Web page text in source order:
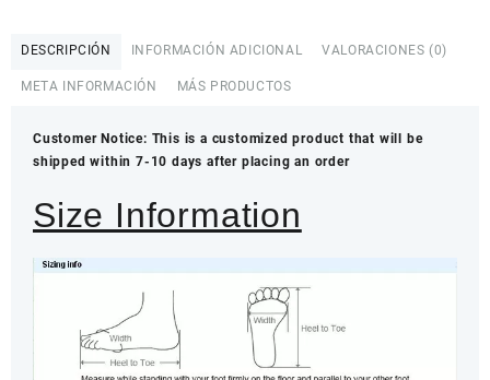
women's
banquet
heels
cantidad
DESCRIPCIÓN INFORMACIÓN ADICIONAL VALORACIONES (0)
META INFORMACIÓN MÁS PRODUCTOS
Customer Notice: This is a customized product that will be
shipped within 7-10 days after placing an order
Size Information